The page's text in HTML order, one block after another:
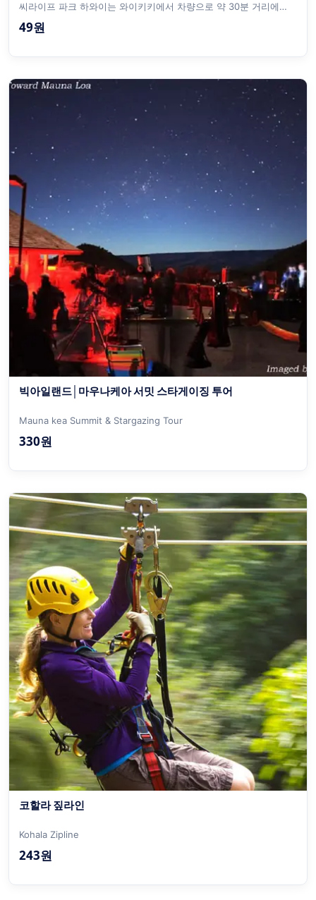
씨라이프 파크 하와이는 와이키키에서 차량으로 약 30분 거리에
49원
빅아일랜드│마우나케아 서밋 스타게이징 투어
Mauna kea Summit & Stargazing Tour
330원
코할라 짚라인
Kohala Zipline
243원